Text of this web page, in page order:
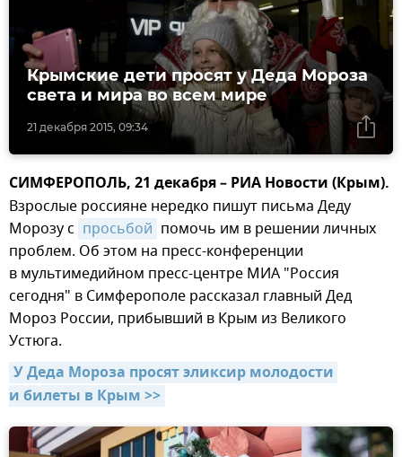
21 декабря 2015, 09:34
Крымские дети просят у Деда Мороза
света и мира во всем мире
СИМФЕРОПОЛЬ, 21 декабря – РИА Новости (Крым).
Взрослые россияне нередко пишут письма Деду
Морозу с просьбой помочь им в решении личных
проблем. Об этом на пресс-конференции
в мультимедийном пресс-центре МИА "Россия
сегодня" в Симферополе рассказал главный Дед
Мороз России, прибывший в Крым из Великого
Устюга.
У Деда Мороза просят эликсир молодости
и билеты в Крым >>